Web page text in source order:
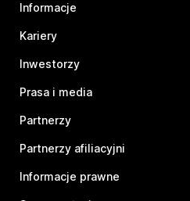
Informacje
Kariery
Inwestorzy
Prasa i media
Partnerzy
Partnerzy afiliacyjni
Informacje prawne